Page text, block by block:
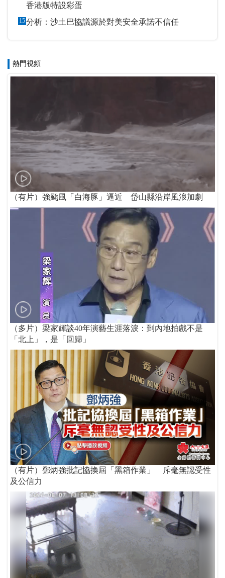
香港版特設彩蛋
15分析：沙土巴協議源於對美安全承諾不信任
熱門視頻
（有片）強颱風「白海豚」逼近 岱山縣沿岸風浪加劇
（多片）梁家輝談40年演藝生涯落淚：到內地拍戲不是
「北上」，是「回歸」
（有片）鄧炳強批記協換屆「黑箱作業」 斥毫無認受性
及公信力